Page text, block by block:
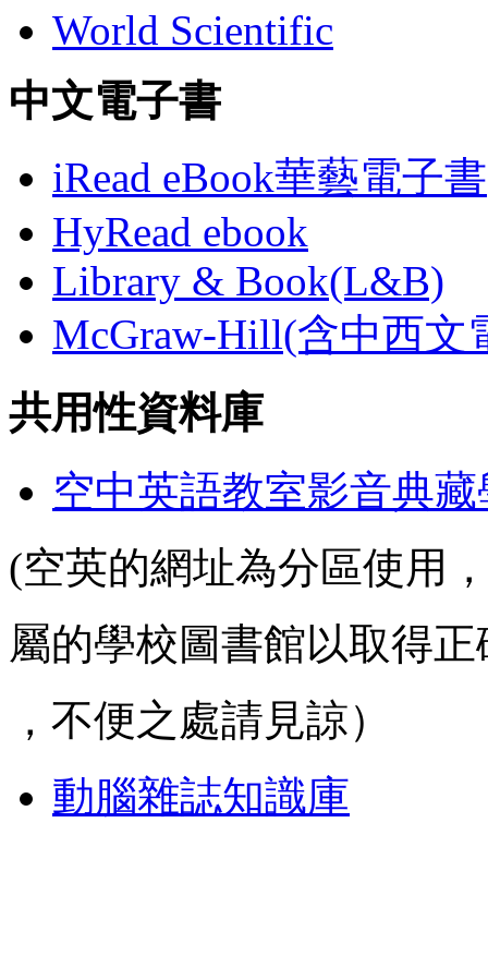
World Scientific
中文電子書
iRead eBook華藝電子書
HyRead ebook
Library & Book(L&B)
McGraw-Hill(含中西文
共用性資料庫
空中英語教室影音典
(空英的網址為分區使用
屬的學校圖書館以取得
，不便之處請見諒）
動腦雜誌知識庫